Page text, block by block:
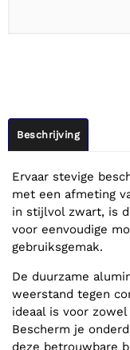
Beschrijving
Ervaar stevige
met een afmeting
in stijlvol zwart, is
voor eenvoudige
gebruiksgemak.
De duurzame
weerstand tegen
ideaal is voor
Bescherm je
deze betrouwbare